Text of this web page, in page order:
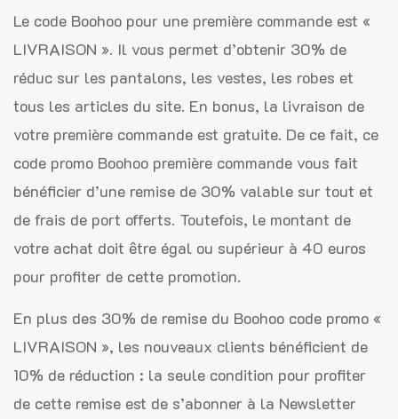
Le code Boohoo pour une première commande est «
LIVRAISON ». Il vous permet d’obtenir 30% de
réduc sur les pantalons, les vestes, les robes et
tous les articles du site. En bonus, la livraison de
votre première commande est gratuite. De ce fait, ce
code promo Boohoo première commande vous fait
bénéficier d’une remise de 30% valable sur tout et
de frais de port offerts. Toutefois, le montant de
votre achat doit être égal ou supérieur à 40 euros
pour profiter de cette promotion.
En plus des 30% de remise du Boohoo code promo «
LIVRAISON », les nouveaux clients bénéficient de
10% de réduction : la seule condition pour profiter
de cette remise est de s’abonner à la Newsletter